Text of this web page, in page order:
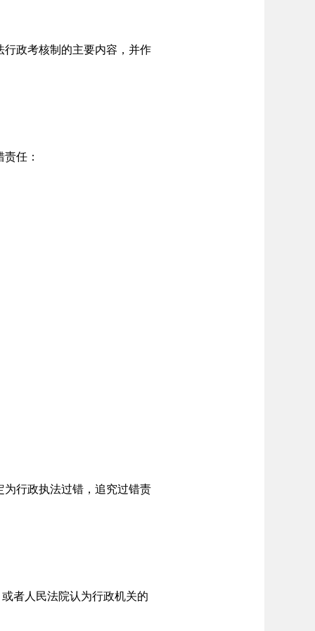
政考核制的主要内容，并作
任：
行政执法过错，追究过错责
者人民法院认为行政机关的